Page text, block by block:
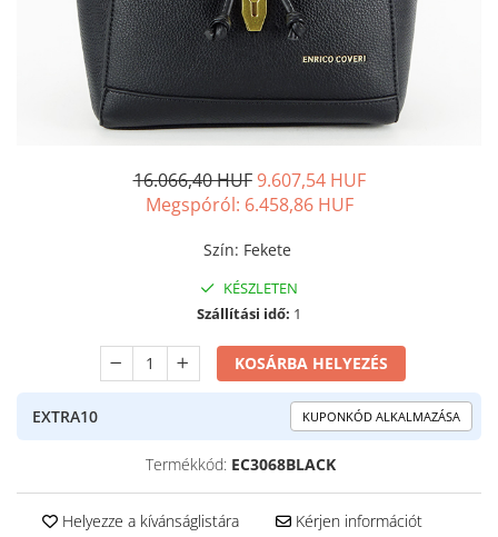
16.066,40 HUF 9.607,54 HUF
Megspóról: 6.458,86 HUF
Szín: Fekete
KÉSZLETEN
Szállítási idő: 1
KOSÁRBA HELYEZÉS
EXTRA10 KUPONKÓD ALKALMAZÁSA
Termékkód: EC3068BLACK
Helyezze a kívánságlistára Kérjen információt